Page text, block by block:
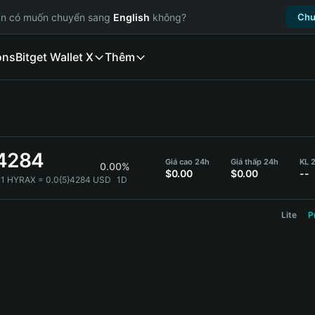
có muốn chuyển sang English không?
Bitget Wallet X Thêm
0.00%
1 HYRAX = 0.0{5}4284 USD 1D
Giá cao 24h
$0.00
Giá thấp 24h
$0.00
KL
--
Lite